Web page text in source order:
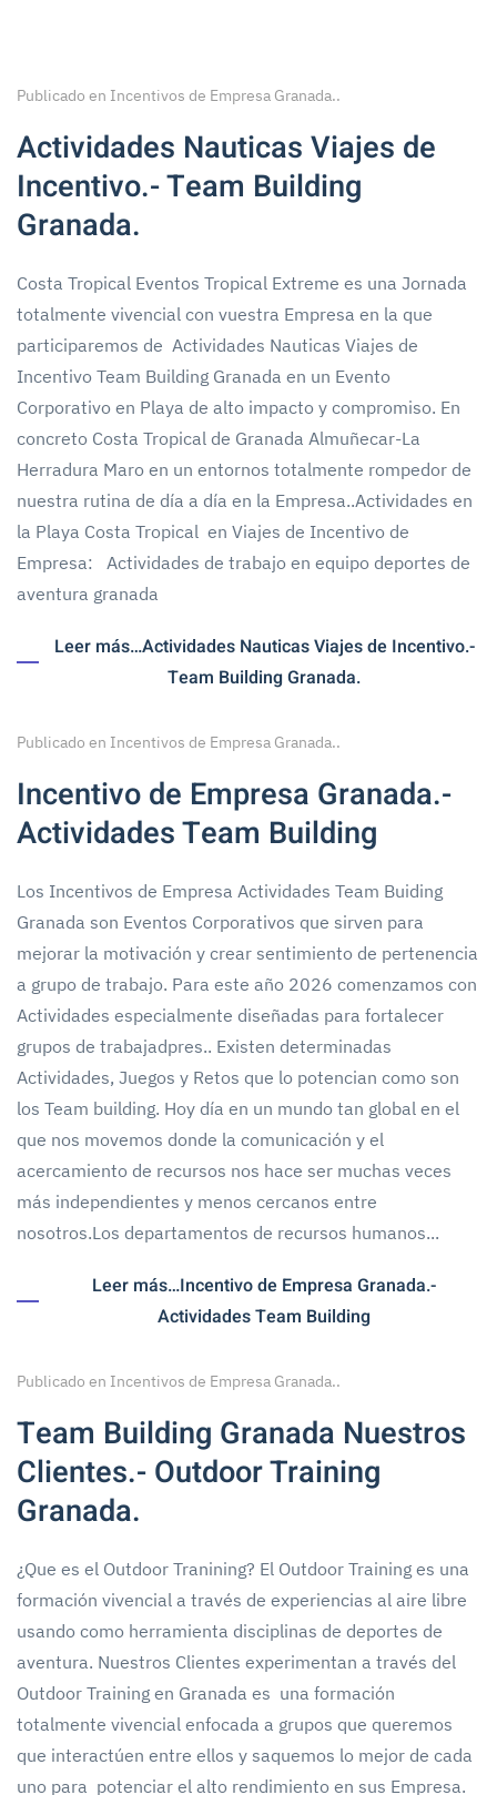
Publicado en Incentivos de Empresa Granada..
Actividades Nauticas Viajes de
Incentivo.- Team Building
Granada.
Costa Tropical Eventos Tropical Extreme es una Jornada
totalmente vivencial con vuestra Empresa en la que
participaremos de Actividades Nauticas Viajes de
Incentivo Team Building Granada en un Evento
Corporativo en Playa de alto impacto y compromiso. En
concreto Costa Tropical de Granada Almuñecar-La
Herradura Maro en un entornos totalmente rompedor de
nuestra rutina de día a día en la Empresa..Actividades en
la Playa Costa Tropical en Viajes de Incentivo de
Empresa: Actividades de trabajo en equipo deportes de
aventura granada
Leer más…Actividades Nauticas Viajes de Incentivo.-
Team Building Granada.
Publicado en Incentivos de Empresa Granada..
Incentivo de Empresa Granada.-
Actividades Team Building
Los Incentivos de Empresa Actividades Team Buiding
Granada son Eventos Corporativos que sirven para
mejorar la motivación y crear sentimiento de pertenencia
a grupo de trabajo. Para este año 2026 comenzamos con
Actividades especialmente diseñadas para fortalecer
grupos de trabajadpres.. Existen determinadas
Actividades, Juegos y Retos que lo potencian como son
los Team building. Hoy día en un mundo tan global en el
que nos movemos donde la comunicación y el
acercamiento de recursos nos hace ser muchas veces
más independientes y menos cercanos entre
nosotros.Los departamentos de recursos humanos...
Leer más…Incentivo de Empresa Granada.-
Actividades Team Building
Publicado en Incentivos de Empresa Granada..
Team Building Granada Nuestros
Clientes.- Outdoor Training
Granada.
¿Que es el Outdoor Tranining? El Outdoor Training es una
formación vivencial a través de experiencias al aire libre
usando como herramienta disciplinas de deportes de
aventura. Nuestros Clientes experimentan a través del
Outdoor Training en Granada es una formación
totalmente vivencial enfocada a grupos que queremos
que interactúen entre ellos y saquemos lo mejor de cada
uno para potenciar el alto rendimiento en sus Empresa.